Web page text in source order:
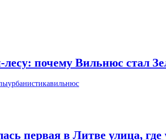
почему Вильнюс стал
урбанистикавильнюс
первая в Литве улица, где